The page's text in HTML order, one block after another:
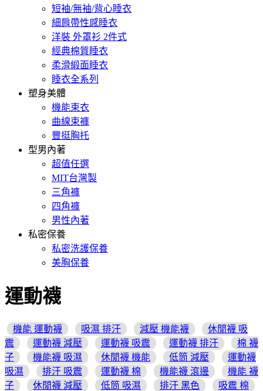
短袖/無袖/背心睡衣
細肩帶性感睡衣
洋裝 外罩衫 2件式
經典棉質睡衣
柔滑緞面睡衣
睡衣全系列
塑身美體
機能束衣
曲線束褲
豐挺胸托
型男內著
超值任選
MIT台灣製
三角褲
四角褲
男性內著
私密保養
私密洗護保養
美胸保養
運動襪
機能 運動襪 吸濕 排汗 減壓 機能襪
休閒襪 吸
震
運動襪 減壓 運動襪 吸震 運動襪 排汗
棉 襪
子
機能襪 吸濕 休閒襪 機能 低筒 減壓
運動襪
吸濕
排汗 吸震 運動襪 棉 機能襪 滾邊
機能 襪
子
休閒襪 減壓 低筒 吸濕 排汗 黑色 吸震 棉